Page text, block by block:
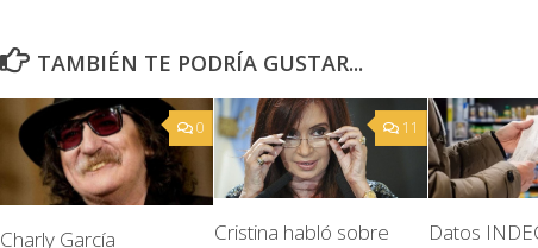
TAMBIÉN TE PODRÍA GUSTAR...
0
Charly García
11
Cristina habló sobre
Datos